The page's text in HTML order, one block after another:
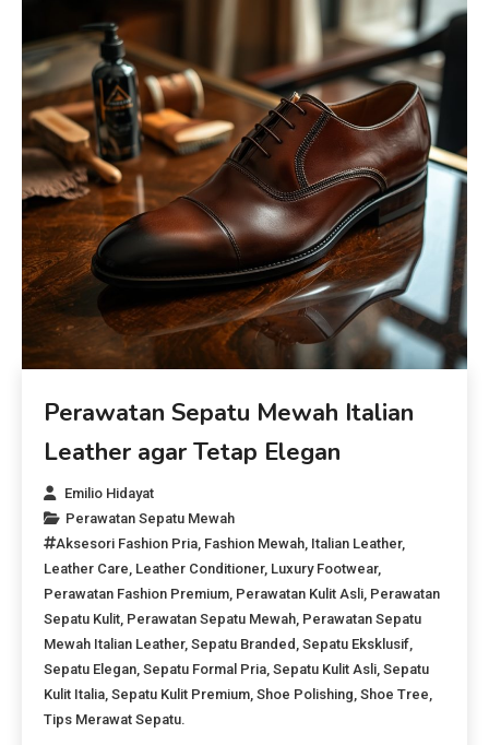
Perawatan Sepatu Mewah Italian
Leather agar Tetap Elegan
Emilio Hidayat
Perawatan Sepatu Mewah
Aksesori Fashion Pria Fashion Mewah Italian Leather,
Leather Care Leather Conditioner, Luxury Footwear,
Perawatan Fashion Premium Perawatan Kulit Asli Perawatan
Sepatu Kulit Perawatan Sepatu Mewah Perawatan Sepatu
Mewah Italian Leather,Sepatu Branded ,Sepatu Eksklusif
Sepatu Elegan ,Sepatu Formal Pria ,Sepatu Kulit Asli ,Sepatu
Kulit Italia ,Sepatu Kulit Premium ,Shoe Polishing ,Shoe Tree
Tips Merawat Sepatu.